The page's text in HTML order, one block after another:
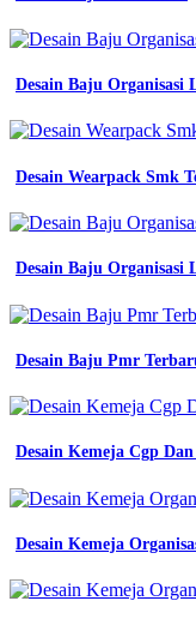
Desain Baju Organisasi
Desain Wearpack Smk
Desain Baju Organisasi
Desain Baju Pmr
Desain Kemeja Cgp
Desain Kemeja